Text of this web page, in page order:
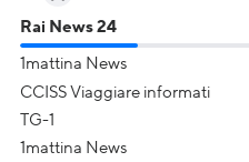
Rai News 24
1mattina News
CCISS Viaggiare informati
TG-1
1mattina News